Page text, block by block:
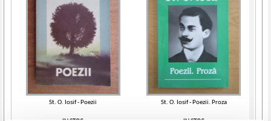
St. O. Iosif - Poezii St. O. Iosif - Poezii. Proza